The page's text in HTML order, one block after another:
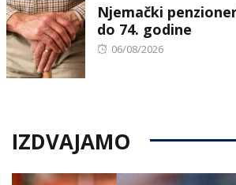
Njemački
do 74. godine
Posted
06/08/2026
IZDVAJAMO